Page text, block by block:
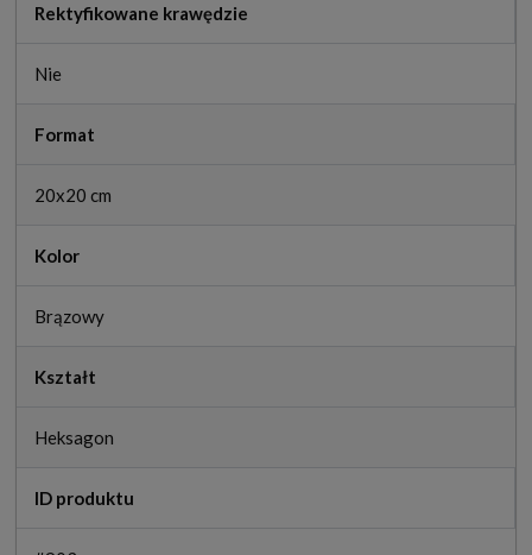
Rektyfikowane krawędzie
Nie
Format
20x20 cm
Kolor
Brązowy
Kształt
Heksagon
ID produktu